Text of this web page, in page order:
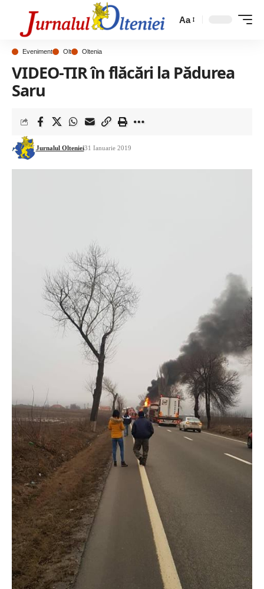
Aa
Eveniment Olt Oltenia
VIDEO-TIR în flăcări la Pădurea
Saru
Jurnalul Olteniei31 Ianuarie 2019